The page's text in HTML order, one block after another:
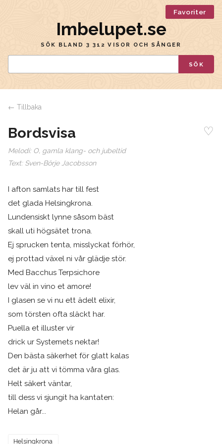
Favoriter
Imbelupet.se
SÖK BLAND 3 312 VISOR OCH SÅNGER
SÖK
← Tillbaka
Bordsvisa ♡
Melodi: O, gamla klang- och jubeltid
Text: Sven-Börje Jacobsson
I afton samlats har till fest
det glada Helsingkrona.
Lundensiskt lynne såsom bäst
skall uti högsätet trona.
Ej sprucken tenta, misslyckat förhör,
ej prottad växel ni vår glädje stör.
Med Bacchus Terpsichore
lev väl in vino et amore!
I glasen se vi nu ett ädelt elixir,
som törsten ofta släckt har.
Puella et illuster vir
drick ur Systemets nektar!
Den bästa säkerhet för glatt kalas
det är ju att vi tömma våra glas.
Helt säkert väntar,
till dess vi sjungit ha kantaten:
Helan går...
Helsingkrona